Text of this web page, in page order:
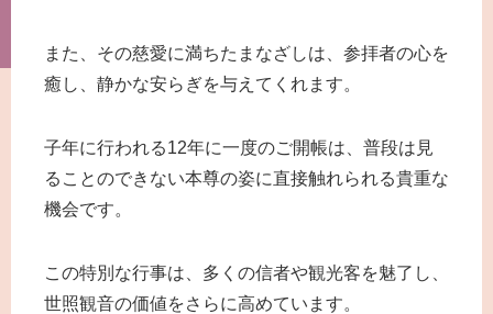
また、その慈愛に満ちたまなざしは、参拝者の心を
癒し、静かな安らぎを与えてくれます。
子年に行われる12年に一度のご開帳は、普段は見
ることのできない本尊の姿に直接触れられる貴重な
機会です。
この特別な行事は、多くの信者や観光客を魅了し、
世照観音の価値をさらに高めています。